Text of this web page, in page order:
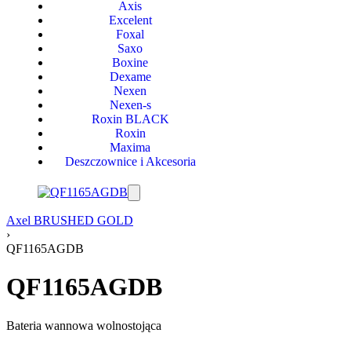
Axis
Excelent
Foxal
Saxo
Boxine
Dexame
Nexen
Nexen-s
Roxin BLACK
Roxin
Maxima
Deszczownice i Akcesoria
Axel BRUSHED GOLD
›
QF1165AGDB
QF1165AGDB
Bateria wannowa wolnostojąca